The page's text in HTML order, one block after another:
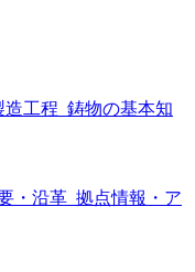
造工程 鋳物の基本知
・沿革 拠点情報・ア